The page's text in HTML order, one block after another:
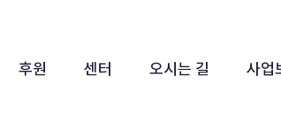
후원 센터 오시는 길 사업